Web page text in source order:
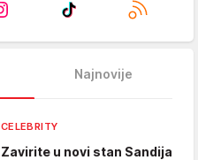
Najnovije
CELEBRITY
Zavirite u novi stan Sandija